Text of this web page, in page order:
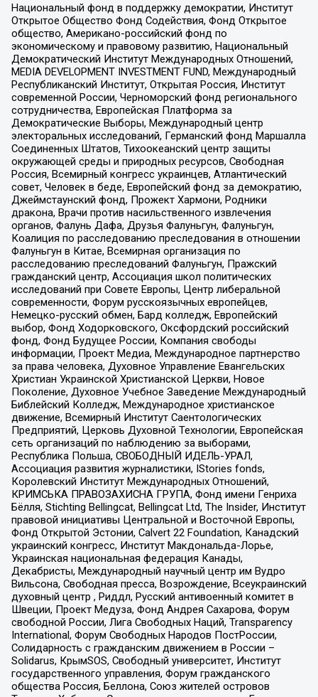
Национальный фонд в поддержку демократии, Институт
Открытое Общество Фонд Содействия, Фонд Открытое
общество, Американо-российский фонд по
экономическому и правовому развитию, Национальный
Демократический Институт Международных Отношений,
MEDIA DEVELOPMENT INVESTMENT FUND, Международный
Республиканский Институт, Открытая Россия, Институт
современной России, Черноморский фонд регионального
сотрудничества, Европейская Платформа за
Демократические Выборы, Международный центр
электоральных исследований, Германский фонд Маршалла
Соединенных Штатов, Тихоокеанский центр защиты
окружающей среды и природных ресурсов, Свободная
Россия, Всемирный конгресс украинцев, Атлантический
совет, Человек в беде, Европейский фонд за демократию,
Джеймстаунский фонд, Прожект Хармони, Родники
дракона, Врачи против насильственного извлечения
органов, Фалунь Дафа, Друзья Фалуньгун, Фалуньгун,
Коалиция по расследованию преследования в отношении
Фалуньгун в Китае, Всемирная организация по
расследованию преследований Фалуньгун, Пражский
гражданский центр, Ассоциация школ политических
исследований при Совете Европы, Центр либеральной
современности, Форум русскоязычных европейцев,
Немецко-русский обмен, Бард колледж, Европейский
выбор, Фонд Ходорковского, Оксфордский российский
фонд, Фонд Будущее России, Компания свободы
информации, Проект Медиа, Международное партнерство
за права человека, Духовное Управление Евангельских
Христиан Украинской Христианской Церкви, Новое
Поколение, Духовное Учебное Заведение Международный
Библейский Колледж, Международное христианское
движение, Всемирный Институт Саентологических
Предприятий, Церковь Духовной Технологии, Европейская
сеть организаций по наблюдению за выборами,
Республика Польша, СВОБОДНЫЙ ИДЕЛЬ-УРАЛ,
Ассоциация развития журналистики, IStories fonds,
Королевский Институт Международных Отношений,
КРИМСЬКА ПРАВОЗАХИСНА ГРУПА, Фонд имени Генриха
Бёлля, Stichting Bellingcat, Bellingcat Ltd, The Insider, Институт
правовой инициативы Центральной и Восточной Европы,
Фонд Открытой Эстонии, Calvert 22 Foundation, Канадский
украинский конгресс, Институт Макдональда-Лорье,
Украинская национальная федерация Канады,
Декабристы, Международный научный центр им Вудро
Вильсона, Свободная пресса, Возрождение, Всеукраинский
духовный центр , Риддл, Русский антивоенный комитет в
Швеции, Проект Медуза, Фонд Андрея Сахарова, Форум
свободной России, Лига Свободных Наций, Transparеncy
International, Форум Свободных Народов ПостРоссии,
Солидарность с гражданским движением в России –
Solidarus, КрымSOS, Свободный университет, Институт
государственного управления, Форум гражданского
общества Россия, Беллона, Союз жителей островов